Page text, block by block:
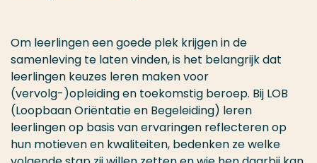
Om leerlingen een goede plek krijgen in de
samenleving te laten vinden, is het belangrijk dat
leerlingen keuzes leren maken voor
(vervolg-)opleiding en toekomstig beroep. Bij LOB
(Loopbaan Oriëntatie en Begeleiding) leren
leerlingen op basis van ervaringen reflecteren op
hun motieven en kwaliteiten, bedenken ze welke